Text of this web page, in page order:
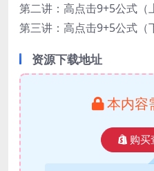
第二讲：高点击9+5公式（
第三讲：高点击9+5公式（
资源下载地址
本内容
购买